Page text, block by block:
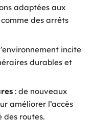
adaptées aux
des arrêts
incite
durables et
: de nouveaux
améliorer l’accès
des routes.